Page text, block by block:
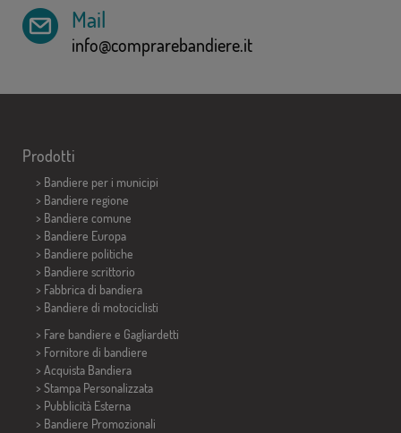
Mail
info@comprarebandiere.it
Prodotti
> Bandiere per i municipi
> Bandiere regione
> Bandiere comune
> Bandiere Europa
> Bandiere politiche
> Bandiere scrittorio
> Fabbrica di bandiera
> Bandiere di motociclisti
> Fare bandiere e Gagliardetti
> Fornitore di bandiere
> Acquista Bandiera
> Stampa Personalizzata
> Pubblicità Esterna
> Bandiere Promozionali